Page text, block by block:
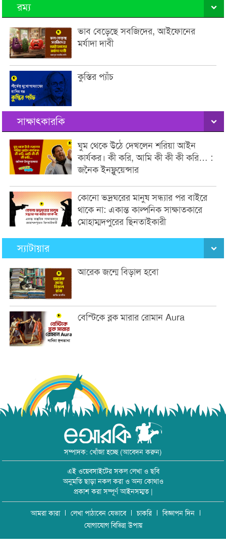
রম্য
ভাব বেড়েছে সবজিদের, আইফোনের
মর্যাদা দাবী
কুস্তির প্যাঁচ
সাক্ষাৎকারকি
ঘুম থেকে উঠে দেখলেন শরিয়া আইন
কার্যকর। কী করি, আমি কী কী কী করি… :
জনৈক ইনফ্লুয়েন্সার
কোনো ভদ্রঘরের মানুষ সন্ধ্যার পর বাইরে
থাকে না: একান্ত কাল্পনিক সাক্ষাতকারে
মোহাম্মদপুরের ছিনতাইকারী
স্যাটায়ার
আরেক জন্মে বিড়াল হবো
বেস্টিকে ব্লক মারার রোমান Aura
সম্পাদক: খোঁজা হচ্ছে (আবেদন করুন)
এই ওয়েবসাইটের সকল লেখা ও ছবি
অনুমতি ছাড়া নকল করা ও অন্য কোথাও
প্রকাশ করা সম্পূর্ণ আইনসম্মত |
আমরা কারা লেখা পাঠাবেন যেভাবে চাকরি
বিজ্ঞাপন দিন
যোগাযোগ বিভিন্ন উপায়